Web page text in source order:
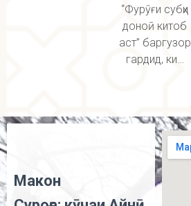
“Фурӯғи субҳи
доноӣ китоб
аст” баргузор
гардид, ки…
Макон